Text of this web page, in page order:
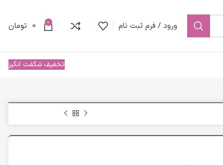
ورود / فرم ثبت نام 0
0 تومان
تخفیف شگفت انگیز